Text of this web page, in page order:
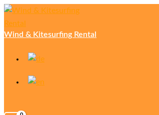
Zum
Inhalt
springen
Wind & Kitesurfing Rental